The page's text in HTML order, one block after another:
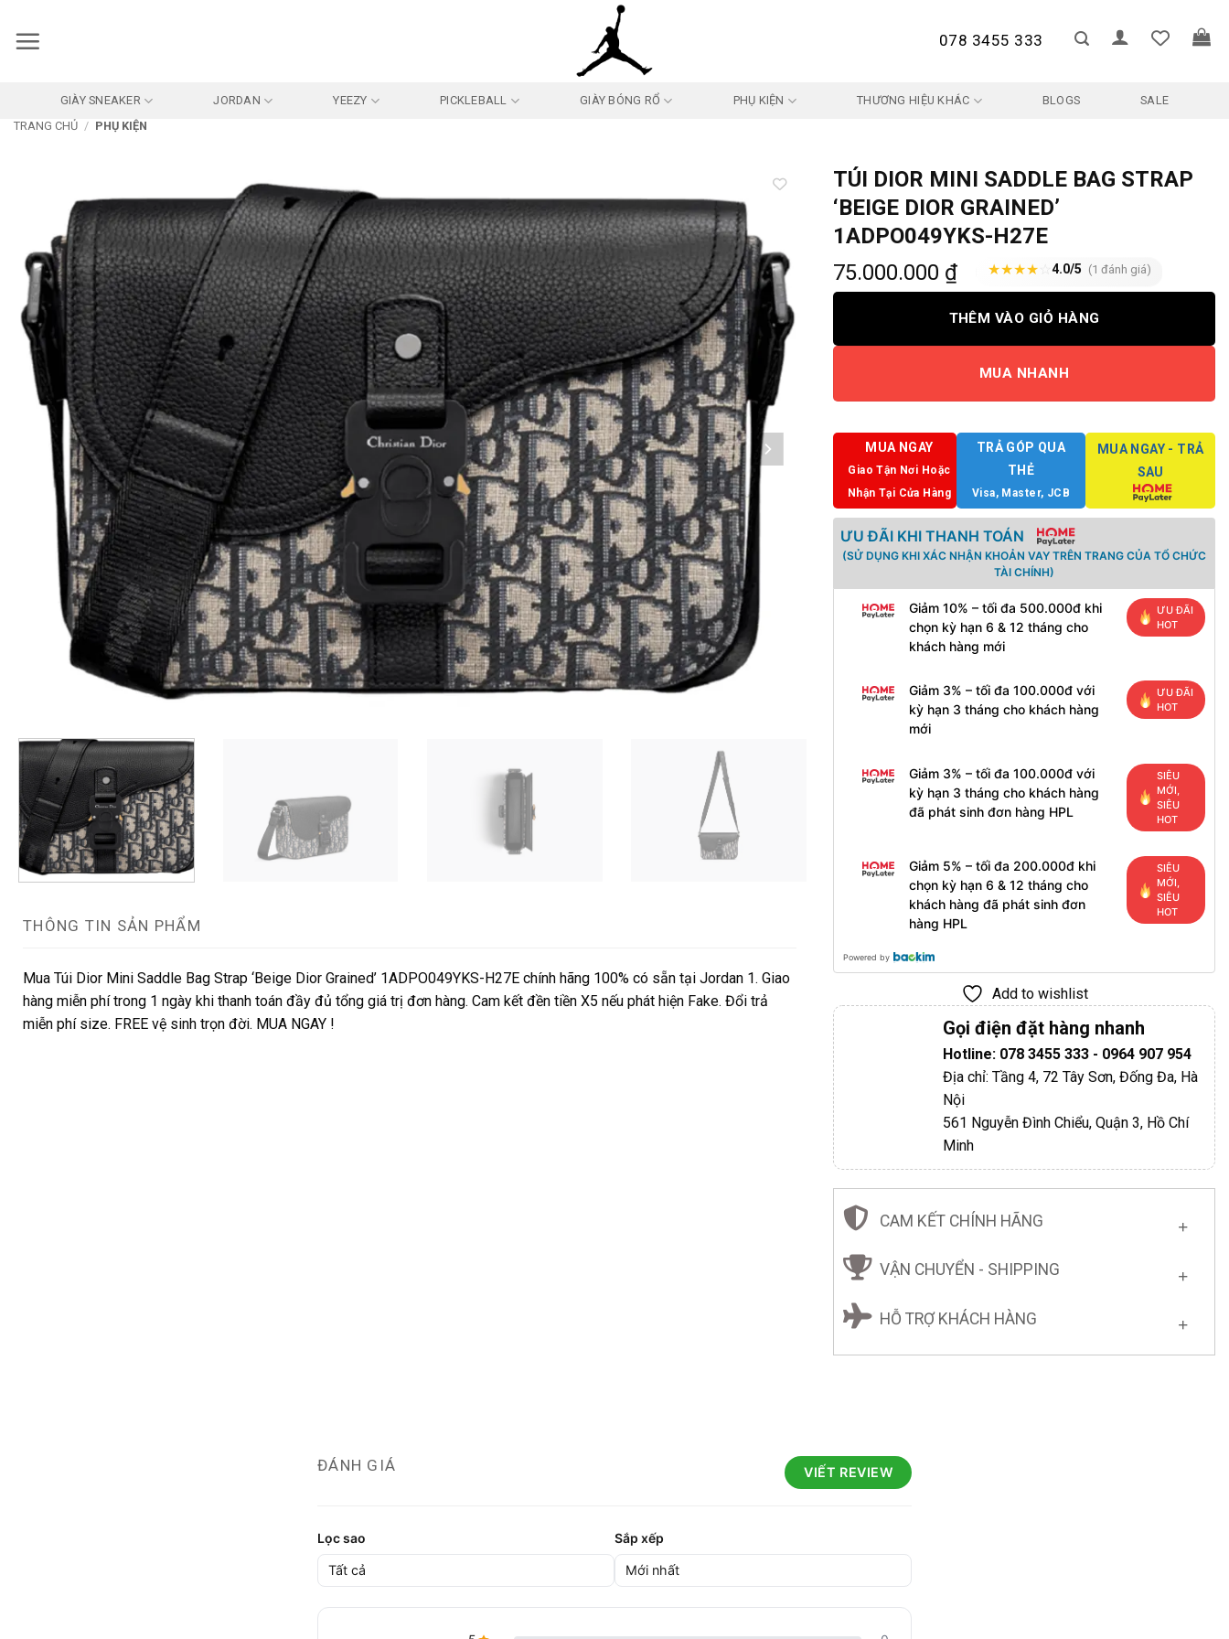
qua
078 3455 333
GIÀY SNEAKER JORDAN YEEZY PICKLEBALL GIÀY BÓNG RỔ PHỤ KIỆN THƯƠNG HIỆU KHÁC BLOGS
SALE
TRANG CHỦ / PHỤ KIỆN
wishlist
THÔNG TIN SẢN PHẨM
Mua Túi Dior Mini Saddle Bag Strap ‘Beige Dior Grained’ 1ADPO049YKS-H27E chính hãng 100% có sẵn tại Jordan 1. Giao
hàng miễn phí trong 1 ngày khi thanh toán đầy đủ tổng giá trị đơn hàng. Cam kết đền tiền X5 nếu phát hiện Fake. Đổi trả
miễn phí size. FREE vệ sinh trọn đời. MUA NGAY !
TÚI DIOR MINI SADDLE BAG STRAP
‘BEIGE DIOR GRAINED’
1ADPO049YKS-H27E
75.000.000 ₫ ★★★★ 4.0/5 (1 đánh giá)
THÊM VÀO GIỎ HÀNG
MUA NHANH
MUA NGAY
Giao Tận Nơi Hoặc
Nhận Tại Cửa Hàng
TRẢ GÓP QUA
THẺ
Visa, Master, JCB
MUA NGAY - TRẢ
SAU
ƯU ĐÃI KHI THANH TOÁN
(SỬ DỤNG KHI XÁC NHẬN KHOẢN VAY TRÊN TRANG CỦA TỔ CHỨC
TÀI CHÍNH)
Giảm 10% – tối đa 500.000đ khi
chọn kỳ hạn 6 & 12 tháng cho
khách hàng mới
ƯU ĐÃI
HOT
Giảm 3% – tối đa 100.000đ với
kỳ hạn 3 tháng cho khách hàng
mới
ƯU ĐÃI
HOT
Giảm 3% – tối đa 100.000đ với
kỳ hạn 3 tháng cho khách hàng
đã phát sinh đơn hàng HPL
SIÊU
MỚI,
SIÊU
HOT
Giảm 5% – tối đa 200.000đ khi
chọn kỳ hạn 6 & 12 tháng cho
khách hàng đã phát sinh đơn
hàng HPL
SIÊU
MỚI,
SIÊU
HOT
Powered by
Add to wishlist
Gọi điện đặt hàng nhanh
Hotline: 078 3455 333 - 0964 907 954
Địa chỉ: Tầng 4, 72 Tây Sơn, Đống Đa, Hà
Nội
561 Nguyễn Đình Chiểu, Quận 3, Hồ Chí
Minh
CAM KẾT CHÍNH HÃNG
VẬN CHUYỂN - SHIPPING
HỖ TRỢ KHÁCH HÀNG
ĐÁNH GIÁ VIẾT REVIEW
Lọc sao Sắp xếp